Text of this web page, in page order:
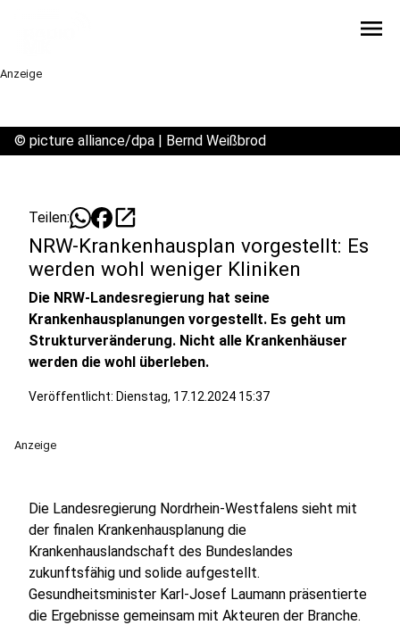
menu
Anzeige
© picture alliance/dpa | Bernd Weißbrod
Teilen: open_in_new
NRW-Krankenhausplan vorgestellt: Es
werden wohl weniger Kliniken
Die NRW-Landesregierung hat seine
Krankenhausplanungen vorgestellt. Es geht um
Strukturveränderung. Nicht alle Krankenhäuser
werden die wohl überleben.
Veröffentlicht: Dienstag, 17.12.2024 15:37
Anzeige
Die Landesregierung Nordrhein-Westfalens sieht mit
der finalen Krankenhausplanung die
Krankenhauslandschaft des Bundeslandes
zukunftsfähig und solide aufgestellt.
Gesundheitsminister Karl-Josef Laumann präsentierte
die Ergebnisse gemeinsam mit Akteuren der Branche.